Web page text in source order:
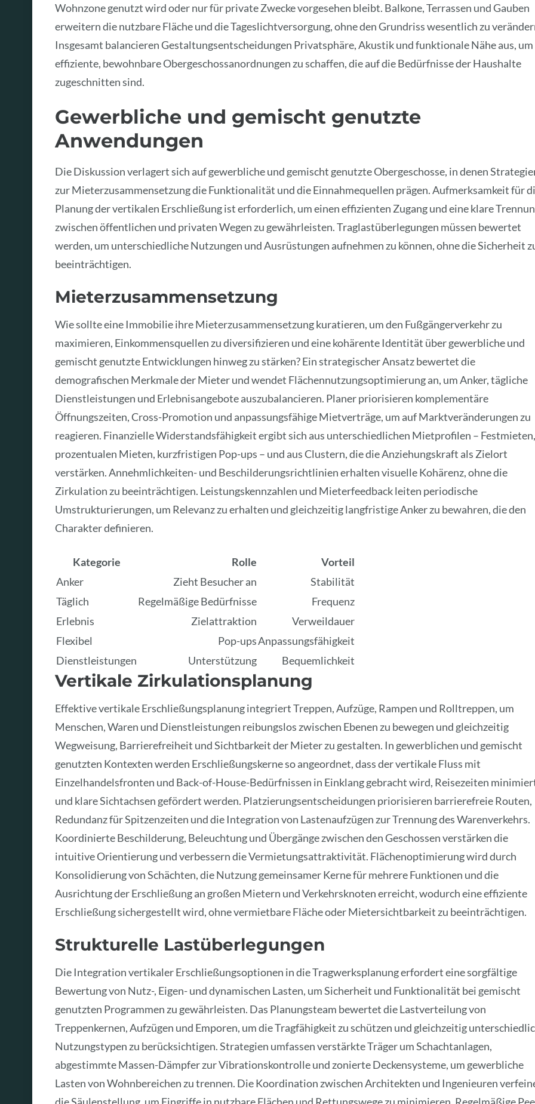
Wohnzone genutzt wird oder nur für private Zwecke vorgesehen bleibt. Balkone, Terrassen und Gauben
erweitern die nutzbare Fläche und die Tageslichtversorgung, ohne den Grundriss wesentlich zu
Insgesamt balancieren Gestaltungsentscheidungen Privatsphäre, Akustik und funktionale Nähe aus, um
effiziente, bewohnbare Obergeschossanordnungen zu schaffen, die auf die Bedürfnisse der Haushalte
zugeschnitten sind.
Gewerbliche und gemischt genutzte
Anwendungen
Die Diskussion verlagert sich auf gewerbliche und gemischt genutzte Obergeschosse, in denen
zur Mieterzusammensetzung die Funktionalität und die Einnahmequellen prägen. Aufmerksamkeit für
Planung der vertikalen Erschließung ist erforderlich, um einen effizienten Zugang und eine klare
zwischen öffentlichen und privaten Wegen zu gewährleisten. Traglastüberlegungen müssen bewertet
werden, um unterschiedliche Nutzungen und Ausrüstungen aufnehmen zu können, ohne die Sicherheit
beeinträchtigen.
Mieterzusammensetzung
Wie sollte eine Immobilie ihre Mieterzusammensetzung kuratieren, um den Fußgängerverkehr zu
maximieren, Einkommensquellen zu diversifizieren und eine kohärente Identität über gewerbliche und
gemischt genutzte Entwicklungen hinweg zu stärken? Ein strategischer Ansatz bewertet die
demografischen Merkmale der Mieter und wendet Flächennutzungsoptimierung an, um Anker, tägliche
Dienstleistungen und Erlebnisangebote auszubalancieren. Planer priorisieren komplementäre
Öffnungszeiten, Cross-Promotion und anpassungsfähige Mietverträge, um auf Marktveränderungen zu
reagieren. Finanzielle Widerstandsfähigkeit ergibt sich aus unterschiedlichen Mietprofilen – Festmieten,
prozentualen Mieten, kurzfristigen Pop-ups – und aus Clustern, die die Anziehungskraft als Zielort
verstärken. Annehmlichkeiten- und Beschilderungsrichtlinien erhalten visuelle Kohärenz, ohne die
Zirkulation zu beeinträchtigen. Leistungskennzahlen und Mieterfeedback leiten periodische
Umstrukturierungen, um Relevanz zu erhalten und gleichzeitig langfristige Anker zu bewahren, die den
Charakter definieren.
Kategorie Rolle
Vorteil
Anker
Zieht Besucher an
Stabilität
Täglich
Regelmäßige Bedürfnisse
Frequenz
Erlebnis
Zielattraktion
Verweildauer
Flexibel
Pop-upsAnpassungsfähigkeit
Dienstleistungen
Unterstützung Bequemlichkeit
Vertikale Zirkulationsplanung
Effektive vertikale Erschließungsplanung integriert Treppen, Aufzüge, Rampen und Rolltreppen, um
Menschen, Waren und Dienstleistungen reibungslos zwischen Ebenen zu bewegen und gleichzeitig
Wegweisung, Barrierefreiheit und Sichtbarkeit der Mieter zu gestalten. In gewerblichen und gemischt
genutzten Kontexten werden Erschließungskerne so angeordnet, dass der vertikale Fluss mit
Einzelhandelsfronten und Back-of-House-Bedürfnissen in Einklang gebracht wird, Reisezeiten
und klare Sichtachsen gefördert werden. Platzierungsentscheidungen priorisieren barrierefreie Routen,
Redundanz für Spitzenzeiten und die Integration von Lastenaufzügen zur Trennung des Warenverkehrs.
Koordinierte Beschilderung, Beleuchtung und Übergänge zwischen den Geschossen verstärken die
intuitive Orientierung und verbessern die Vermietungsattraktivität. Flächenoptimierung wird durch
Konsolidierung von Schächten, die Nutzung gemeinsamer Kerne für mehrere Funktionen und die
Ausrichtung der Erschließung an großen Mietern und Verkehrsknoten erreicht, wodurch eine effiziente
Erschließung sichergestellt wird, ohne vermietbare Fläche oder Mietersichtbarkeit zu beeinträchtigen.
Strukturelle Lastüberlegungen
Die Integration vertikaler Erschließungsoptionen in die Tragwerksplanung erfordert eine sorgfältige
Bewertung von Nutz-, Eigen- und dynamischen Lasten, um Sicherheit und Funktionalität bei gemischt
genutzten Programmen zu gewährleisten. Das Planungsteam bewertet die Lastverteilung von
Treppenkernen, Aufzügen und Emporen, um die Tragfähigkeit zu schützen und gleichzeitig
Nutzungstypen zu berücksichtigen. Strategien umfassen verstärkte Träger um Schachtanlagen,
abgestimmte Massen-Dämpfer zur Vibrationskontrolle und zonierte Deckensysteme, um gewerbliche
Lasten von Wohnbereichen zu trennen. Die Koordination zwischen Architekten und Ingenieuren